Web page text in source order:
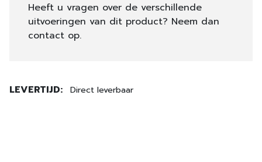
Heeft u vragen over de verschillende
uitvoeringen van dit product? Neem dan
contact op.
LEVERTIJD: Direct leverbaar